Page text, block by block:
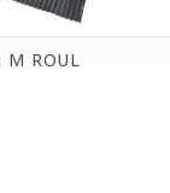
M ROUL